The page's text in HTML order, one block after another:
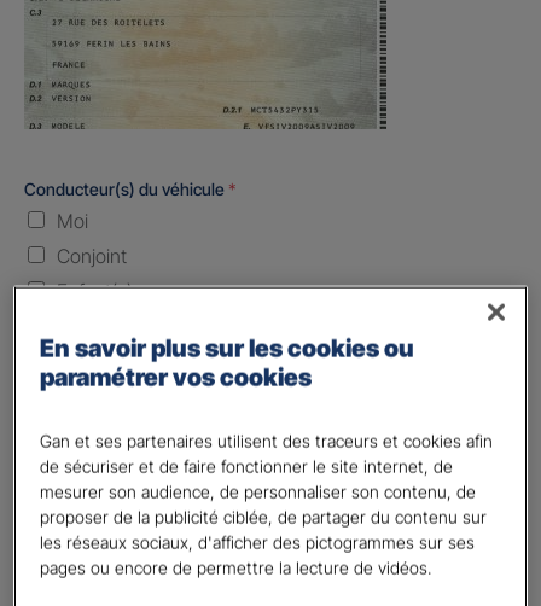
Conducteur(s) du véhicule *
Moi
Conjoint
Enfant(s)
Quand souhaitez-vous être assuré ?
Vos informations :
Etes-vous déjà client Gan assurances ?*
Oui
Non
En savoir plus sur les cookies ou
paramétrer vos cookies
Gan et ses partenaires utilisent des traceurs et cookies afin
de sécuriser et de faire fonctionner le site internet, de
mesurer son audience, de personnaliser son contenu, de
proposer de la publicité ciblée, de partager du contenu sur
les réseaux sociaux, d'afficher des pictogrammes sur ses
pages ou encore de permettre la lecture de vidéos.